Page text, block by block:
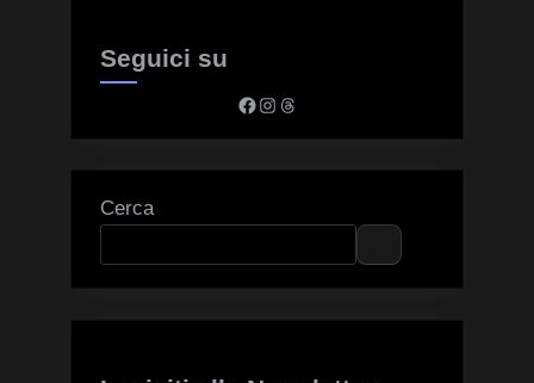
Seguici su
Facebook
Instagram
Threads
Cerca